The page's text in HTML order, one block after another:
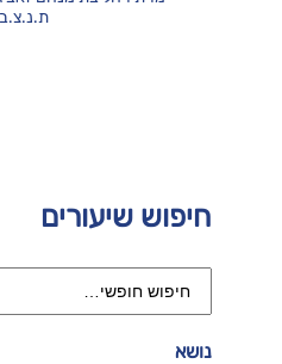
חיפוש שיעורים
נושא